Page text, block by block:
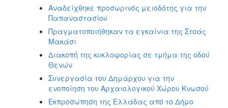
Αναδείχθηκε προσωρινός μειοδότης για την
Παπαναστασίου
Πραγματοποιήθηκαν τα εγκαίνια της Στοάς
Μακάσι
Διακοπή της κυκλοφορίας σε τμήμα της οδού
Θενών
Συνεργασία του Δημάρχου για την
ενοποίηση του Αρχαιολογικού Χώρου Κνωσού
Εκπροσώπηση της Ελλάδας από το Δήμο